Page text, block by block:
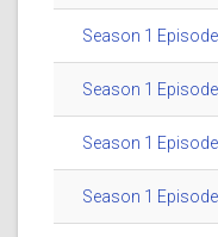
Season 1
Season 1
Season 1
Season 1